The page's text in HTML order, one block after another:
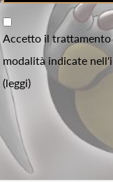
Accetto il trattamento
modalità indicate
(leggi)